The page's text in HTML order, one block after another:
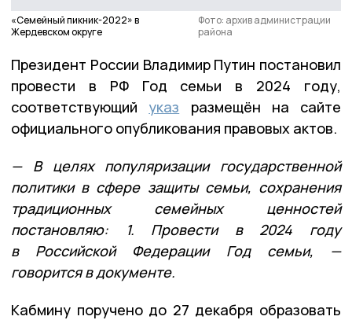
«Семейный пикник-2022» в
Жердевском округе
Фото: архив администрации
района
Президент России Владимир Путин постановил
провести в РФ Год семьи в 2024 году,
соответствующий указ размещён на сайте
официального опубликования правовых актов.
— В целях популяризации государственной
политики в сфере защиты семьи, сохранения
традиционных семейных ценностей
постановляю: 1. Провести в 2024 году
в Российской Федерации Год семьи, —
говорится в документе.
Кабмину поручено до 27 декабря образовать